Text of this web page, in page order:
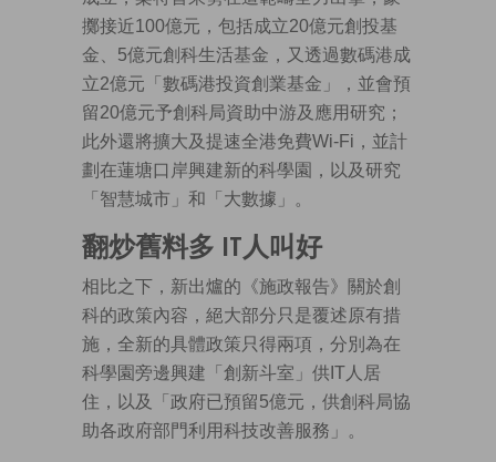
擲接近100億元，包括成立20億元創投基
金、5億元創科生活基金，又透過數碼港成
立2億元「數碼港投資創業基金」，並會預
留20億元予創科局資助中游及應用研究；
此外還將擴大及提速全港免費Wi-Fi，並計
劃在蓮塘口岸興建新的科學園，以及研究
「智慧城市」和「大數據」。
翻炒舊料多 IT人叫好
相比之下，新出爐的《施政報告》關於創
科的政策內容，絕大部分只是覆述原有措
施，全新的具體政策只得兩項，分別為在
科學園旁邊興建「創新斗室」供IT人居
住，以及「政府已預留5億元，供創科局協
助各政府部門利用科技改善服務」。